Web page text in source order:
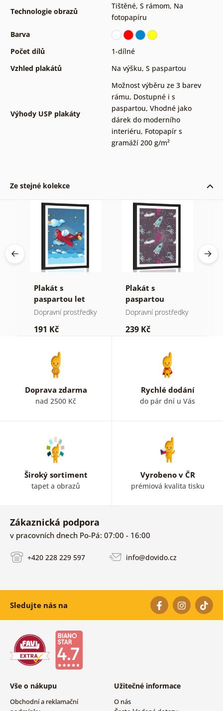
Technologie obrazů
Tištěné, S rámom, Na
fotopapíru
Barva
Počet dílů
1-dílné
Vzhled plakátů
Na výšku, S paspartou
Výhody USP plakáty
Možnost výběru ze 3 barev
rámu, Dostupné i s
paspartou, Vhodné jako
dárek do moderního
interiéru, Fotopapír s
gramáží 200 g/m²
Ze stejné kolekce
Plakát s
paspartou let
letadélkem
Dopravní prostředky
191 Kč
Plakát s
paspartou
přátelský ufonek
Dopravní prostředky
239 Kč
Doprava zdarma
nad 2500 Kč
Rychlé dodání
do pár dní u Vás
Široký sortiment
tapet a obrazů
Vyrobeno v ČR
prémiová kvalita tisku
Zákaznická podpora
v pracovních dnech Po-Pá: 07:00 - 16:00
+420 228 229 597 info@dovido.cz
Sledujte nás na
Vše o nákupu
Obchodní a reklamační
Užitečné informace
O nás